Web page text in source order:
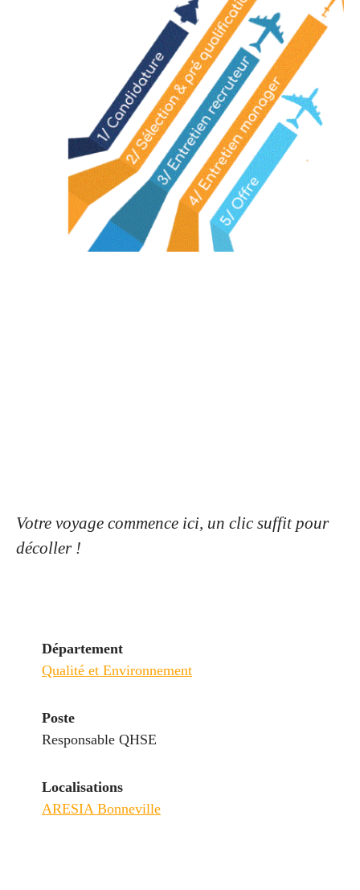
Votre voyage commence ici, un clic suffit pour
décoller !
Département
Qualité et Environnement
Poste
Responsable QHSE
Localisations
ARESIA Bonneville